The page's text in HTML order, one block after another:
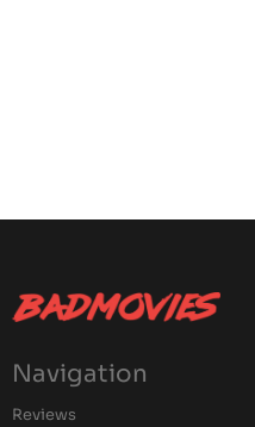
Navigation
Reviews